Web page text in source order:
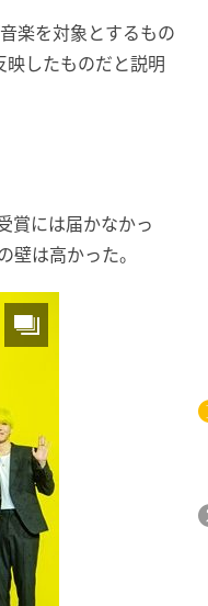
楽を対象とするもの
したものだと説明
賞には届かなかっ
壁は高かった。